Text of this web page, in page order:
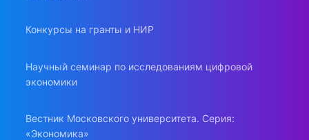
Конкурсы на гранты и НИР
Научный семинар по исследованиям цифровой
экономики
Вестник Московского университета. Серия:
«Экономика»